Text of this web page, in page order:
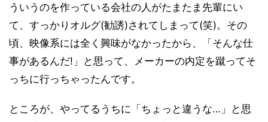
ういうのを作っている会社の人がたまたま先輩にい
て、すっかりオルグ(勧誘)されてしまって(笑)。その
頃、映像系には全く興味がなかったから、「そんな仕
事があるんだ!」と思って、メーカーの内定を蹴ってそ
っちに行っちゃったんです。
ところが、やってるうちに「ちょっと違うな…」と思